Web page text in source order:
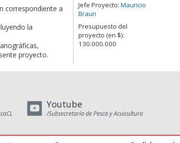
correspondiente a
la
proyecto.
Jefe Proyecto: Mauricio
Braun
Presupuesto del
proyecto (en $):
130.000.000
Youtube
/Subsecretaría de Pesca y Acuicultura